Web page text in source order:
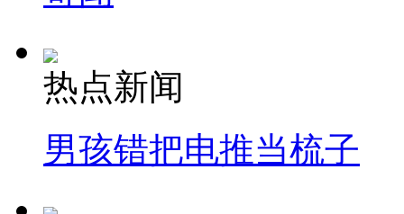
热点新闻
男孩错把电推当梳子